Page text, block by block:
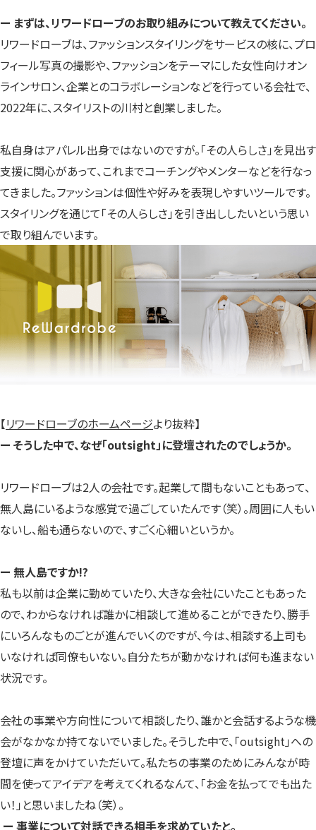
ー まずは、リワードローブのお取り組みについて教えてください。
リワードローブは、ファッションスタイリングをサービスの核に、プロ
フィール写真の撮影や、ファッションをテーマにした女性向けオン
ラインサロン、企業とのコラボレーションなどを行っている会社で、
2022年に、スタイリストの川村と創業しました。
私自身はアパレル出身ではないのですが。「その人らしさ」を見出す
支援に関心があって、これまでコーチングやメンターなどを行なっ
てきました。ファッションは個性や好みを表現しやすいツールです。
スタイリングを通じて「その人らしさ」を引き出ししたいという思い
で取り組んでいます。
【リワードローブのホームページより抜粋】
ー そうした中で、なぜ「outsight」に登壇されたのでしょうか。
リワードローブは2人の会社です。起業して間もないこともあって、
無人島にいるような感覚で過ごしていたんです（笑）。周囲に人もい
ないし、船も通らないので、すごく心細いというか。
ー 無人島ですか!?
私も以前は企業に勤めていたり、大きな会社にいたこともあった
ので、わからなければ誰かに相談して進めることができたり、勝手
にいろんなものごとが進んでいくのですが、今は、相談する上司も
いなければ同僚もいない。自分たちが動かなければ何も進まない
状況です。
会社の事業や方向性について相談したり、誰かと会話するような機
会がなかなか持てないでいました。そうした中で、「outsight」への
登壇に声をかけていただいて。私たちの事業のためにみんなが時
間を使ってアイデアを考えてくれるなんて、「お金を払ってでも出た
い！」と思いましたね（笑）。
ー 事業について対話できる相手を求めていたと。